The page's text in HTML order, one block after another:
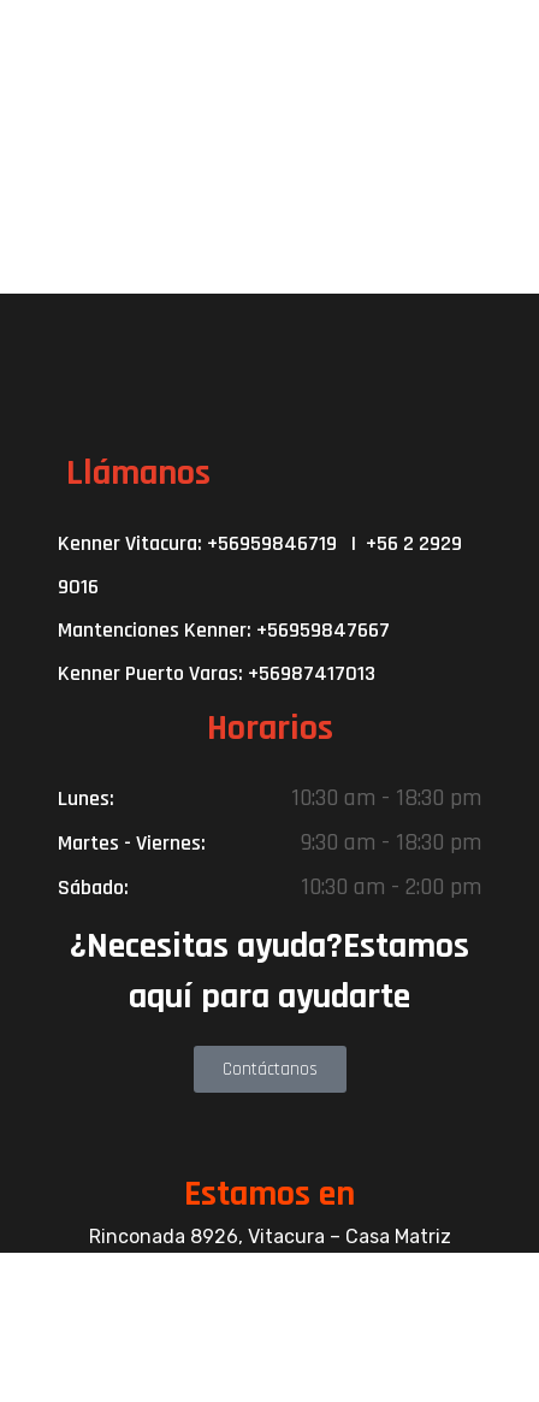
Llámanos
Kenner Vitacura: +56959846719 | +56 2 2929
9016
Mantenciones Kenner: +56959847667
Kenner Puerto Varas: +56987417013
Horarios
Lunes: 10:30 am - 18:30 pm
Martes - Viernes: 9:30 am - 18:30 pm
Sábado: 10:30 am - 2:00 pm
¿Necesitas ayuda?Estamos
aquí para ayudarte
Contáctanos
Estamos en
Rinconada 8926, Vitacura – Casa Matriz